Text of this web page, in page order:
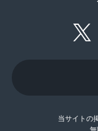
当サイトの